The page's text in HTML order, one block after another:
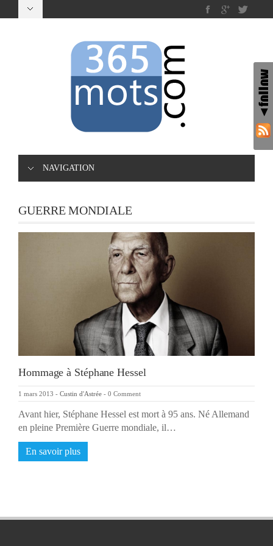
NAVIGATION
GUERRE MONDIALE
Hommage à Stéphane Hessel
1 mars 2013 - Custin d'Astrée - 0 Comment
Avant hier, Stéphane Hessel est mort à 95 ans. Né Allemand
en pleine Première Guerre mondiale, il…
En savoir plus